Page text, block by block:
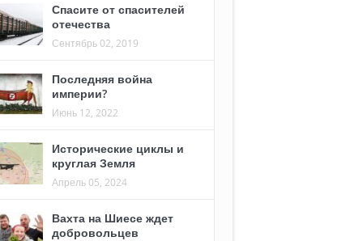
Спасите от спасителей
отечества
Сентябрь 02, 2019
Последняя война
империи?
Июнь 12, 2022
Исторические циклы и
круглая Земля
Апрель 05, 2024
Вахта на Шиесе ждет
добровольцев